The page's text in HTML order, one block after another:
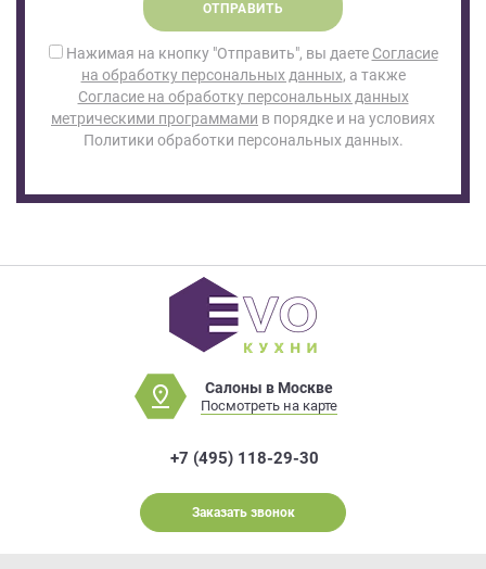
ОТПРАВИТЬ
Нажимая на кнопку "Отправить", вы даете Согласие
на обработку персональных данных, а также
Согласие на обработку персональных данных
метрическими программами в порядке и на условиях
Политики обработки персональных данных.
Салоны в Москве
Посмотреть на карте
+7 (495) 118-29-30
Заказать звонок